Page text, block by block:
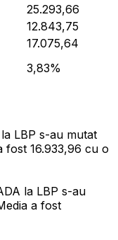
25.293,66
12.843,75
17.075,64
3,83%
LBP s-au mutat
fost 16.933,96 cu o
la LBP s-au
a fost